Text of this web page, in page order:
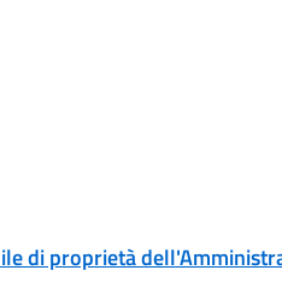
di proprietà